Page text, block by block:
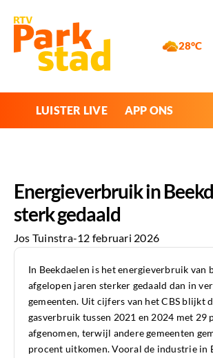
28°C
LUISTER LIVE APP ONS
Energieverbruik in
sterk gedaald
Jos Tuinstra-12 februari 2026
In Beekdaelen is het energieverbruik van
afgelopen jaren sterker gedaald dan in
gemeenten. Uit cijfers van het CBS blijkt
gasverbruik tussen 2021 en 2024 met 29
afgenomen, terwijl andere gemeenten
procent uitkomen. Vooral de industrie in